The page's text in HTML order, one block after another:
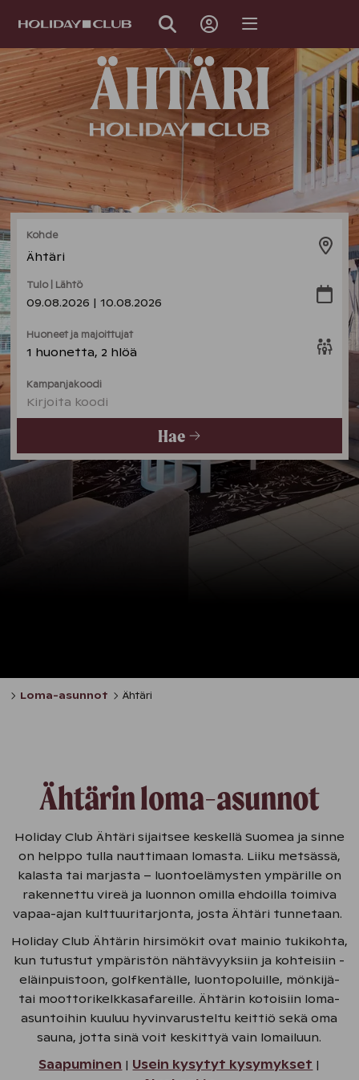
Kohde
Ähtäri
Huoneet ja majoittujat
1 huonetta, 2 hlöä
Tulo | Lähtö
09.08.2026 | 10.08.2026
Kampanjakoodi
Kirjoita koodi
Hae
Loma-asunnot Ähtäri
Ähtärin loma-asunnot
Holiday Club Ähtäri sijaitsee keskellä Suomea ja sinne
on helppo tulla nauttimaan lomasta. Liiku metsässä,
kalasta tai marjasta – luontoelämysten ympärille on
rakennettu vireä ja luonnon omilla ehdoilla toimiva
vapaa-ajan kulttuuritarjonta, josta Ähtäri tunnetaan.
Holiday Club Ähtärin hirsimökit ovat mainio tukikohta,
kun tutustut ympäristön nähtävyyksiin ja kohteisiin -
eläinpuistoon, golfkentälle, luontopoluille, mönkijä-
tai moottorikelkkasafareille. Ähtärin kotoisiin loma-
asuntoihin kuuluu hyvinvarusteltu keittiö sekä oma
sauna, jotta sinä voit keskittyä vain lomailuun.
Saapuminen | Usein kysytyt kysymykset |